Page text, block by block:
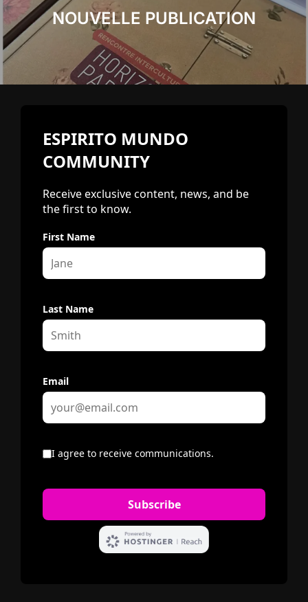
NOUVELLE PUBLICATION